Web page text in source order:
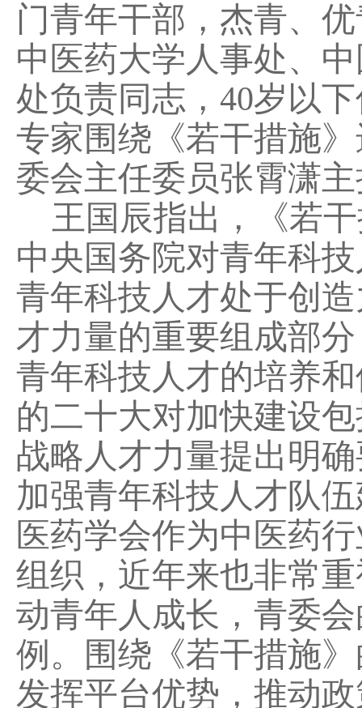
门青年干部，杰青、
中医药大学人事处、
处负责同志，40岁以
专家围绕《若干措施
委会主任委员张霄潇
王国辰指出，《若干
中央国务院对青年科
青年科技人才处于创
才力量的重要组成部
青年科技人才的培养
的二十大对加快建设
战略人才力量提出明
加强青年科技人才队
医药学会作为中医药
组织，近年来也非常
动青年人成长，青委
例。围绕《若干措施
发挥平台优势，推动